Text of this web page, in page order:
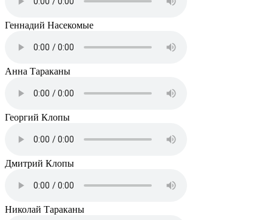
Геннадий Насекомые
Анна Тараканы
Георгий Клопы
Дмитрий Клопы
Николай Тараканы